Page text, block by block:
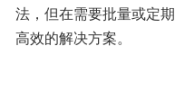
法，但在需要批量或定期
高效的解决方案。